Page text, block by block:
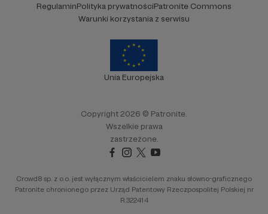
RegulaminPolityka prywatnościPatronite Commons
Warunki korzystania z serwisu
Unia Europejska
Copyright 2026 © Patronite.
Wszelkie prawa
zastrzeżone.
Crowd8 sp. z o.o. jest wyłącznym właścicielem znaku słowno-graficznego
Patronite chronionego przez Urząd Patentowy Rzeczpospolitej Polskiej nr
R.322414